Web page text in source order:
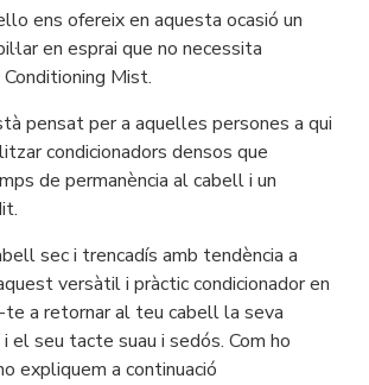
ens ofereix en aquesta ocasió un
en esprai que no necessita
Mist.
pensat per a aquelles persones a qui
condicionadors densos que
de permanència al cabell i un
sec i trencadís amb tendència a
versàtil i pràctic condicionador en
te a retornar al teu cabell la seva
el seu tacte suau i sedós. Com ho
expliquem a continuació